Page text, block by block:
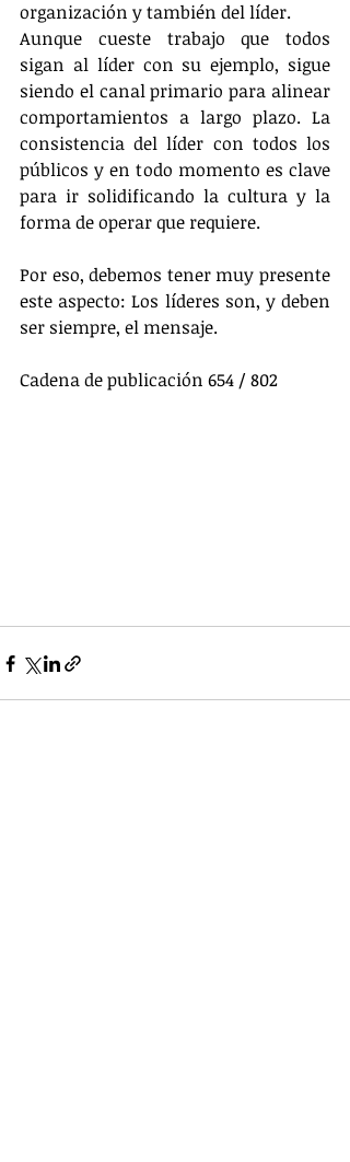
organización y también del líder.
Aunque cueste trabajo que todos
sigan al líder con su ejemplo, sigue
siendo el canal primario para alinear
comportamientos a largo plazo. La
consistencia del líder con todos los
públicos y en todo momento es clave
para ir solidificando la cultura y la
forma de operar que requiere.
Por eso, debemos tener muy presente
este aspecto: Los líderes son, y deben
ser siempre, el mensaje.
Cadena de publicación 654 / 802